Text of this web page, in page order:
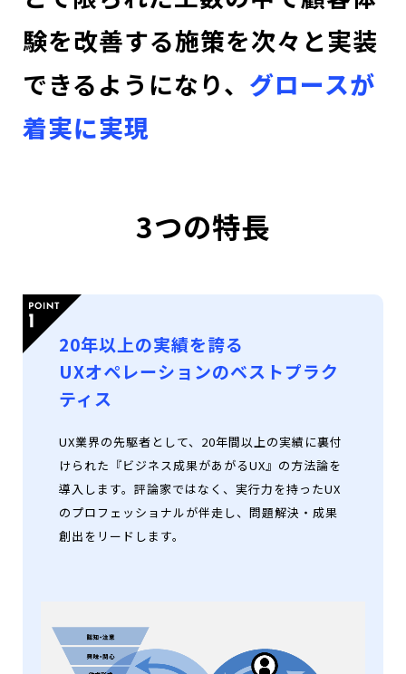
験を改善する施策を次々と実装
できるようになり、 グロースが
着実に実現
3つの特長
20年以上の実績を誇る
UXオペレーションのベストプラク
ティス
UX業界の先駆者として、20年間以上の実績に裏付
けられた『ビジネス成果があがるUX』の方法論を
導入します。評論家ではなく、実行力を持ったUX
のプロフェッショナルが伴走し、問題解決・成果
創出をリードします。